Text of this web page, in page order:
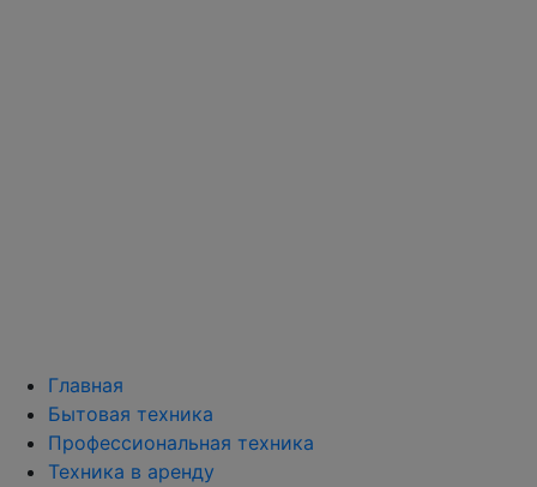
Главная
Бытовая техника
Профессиональная техника
Техника в аренду